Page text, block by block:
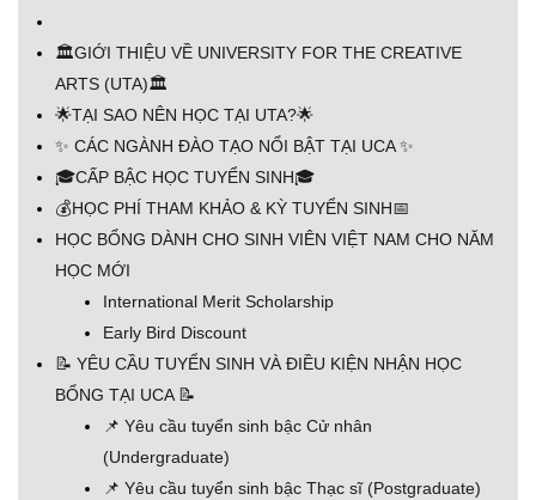
🏛️GIỚI THIỆU VỀ UNIVERSITY FOR THE CREATIVE
ARTS (UTA)🏛️
🌟TẠI SAO NÊN HỌC TẠI UTA?🌟
✨ CÁC NGÀNH ĐÀO TẠO NỔI BẬT TẠI UCA ✨
🎓CẤP BẬC HỌC TUYỂN SINH🎓
💰HỌC PHÍ THAM KHẢO & KỲ TUYỂN SINH📅
HỌC BỔNG DÀNH CHO SINH VIÊN VIỆT NAM CHO NĂM
HỌC MỚI
International Merit Scholarship
Early Bird Discount
📝 YÊU CẦU TUYỂN SINH VÀ ĐIỀU KIỆN NHẬN HỌC
BỔNG TẠI UCA 📝
📌 Yêu cầu tuyển sinh bậc Cử nhân
(Undergraduate)
📌 Yêu cầu tuyển sinh bậc Thạc sĩ (Postgraduate)